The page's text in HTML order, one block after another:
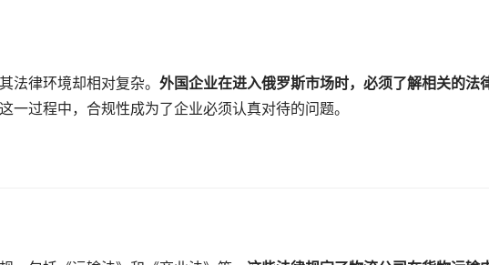
法律环境却相对复杂。 外国企业在进入俄罗斯市场时，必须了解相关的法
一过程中，合规性成为了企业必须认真对待的问题。